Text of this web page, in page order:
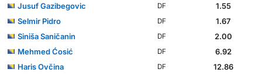
Jusuf Gazibegovic
DF
1.55
Selmir Pidro
DF
1.67
Siniša Saničanin
DF
2.00
Mehmed Ćosić
DF
6.92
Haris Ovčina
DF 12.86